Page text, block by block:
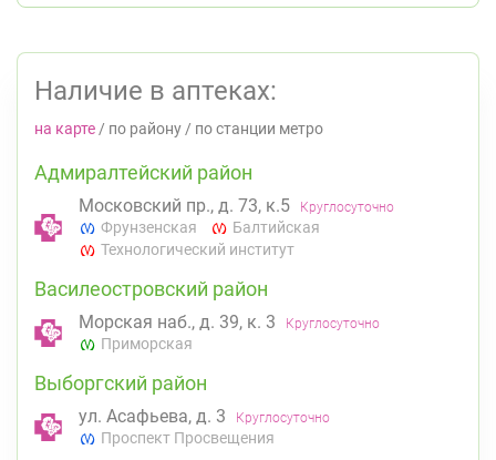
Наличие в аптеках:
на карте / по району / по станции метро
Адмиралтейский район
Московский пр., д. 73, к.5 Круглосуточно
Фрунзенская
Балтийская
Технологический институт
Василеостровский район
Морская наб., д. 39, к. 3 Круглосуточно
Приморская
Выборгский район
ул. Асафьева, д. 3 Круглосуточно
Проспект Просвещения